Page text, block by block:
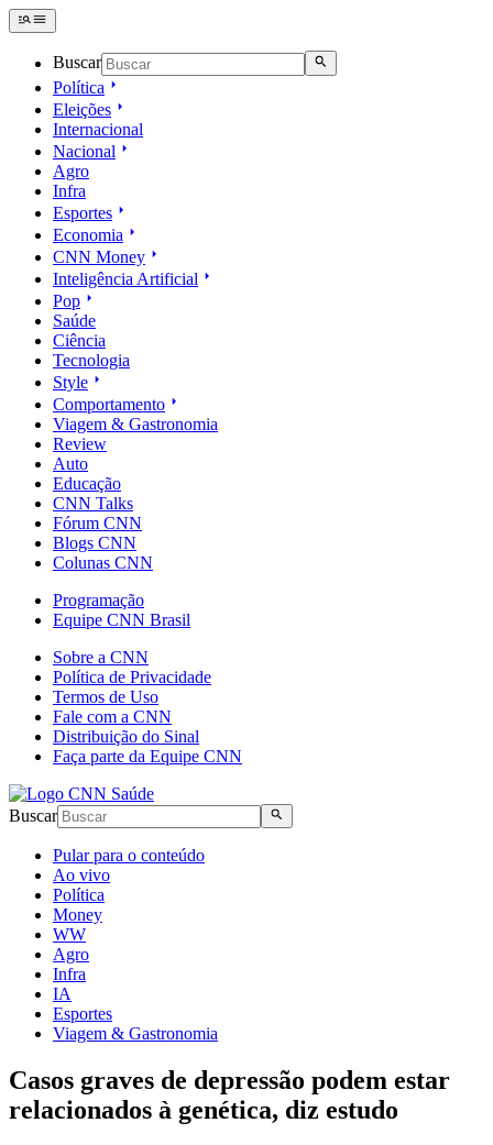
Buscar
Política
Eleições
Internacional
Nacional
Agro
Infra
Esportes
Economia
CNN Money
Inteligência Artificial
Pop
Saúde
Ciência
Tecnologia
Style
Comportamento
Viagem & Gastronomia
Review
Auto
Educação
CNN Talks
Fórum CNN
Blogs CNN
Colunas CNN
Programação
Equipe CNN Brasil
Sobre a CNN
Política de Privacidade
Termos de Uso
Fale com a CNN
Distribuição do Sinal
Faça parte da Equipe CNN
Buscar
Pular para o conteúdo
Ao vivo
Política
Money
WW
Agro
Infra
IA
Esportes
Viagem & Gastronomia
Casos graves de depressão podem estar
relacionados à genética, diz estudo